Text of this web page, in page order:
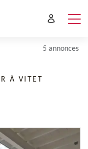
5 annonces
À VITET